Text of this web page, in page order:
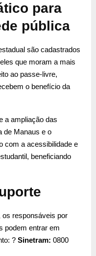
para
pública
são cadastrados
que moram a mais
ao passe-livre,
o benefício da
a ampliação das
de Manaus e o
com a acessibilidade e
beneficiando
os responsáveis por
podem entrar em
? Sinetram: 0800